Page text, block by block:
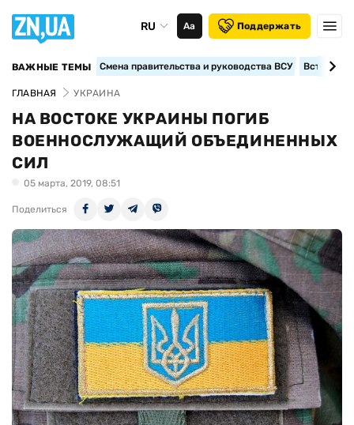
RU Аа Поддержать
ВАЖНЫЕ ТЕМЫ Смена правительства и руководства ВСУ
ГЛАВНАЯ УКРАИНА
НА ВОСТОКЕ УКРАИНЫ ПОГИБ
ВОЕННОСЛУЖАЩИЙ ОБЪЕДИНЕННЫХ
СИЛ
05 марта, 2019, 08:51
Поделиться